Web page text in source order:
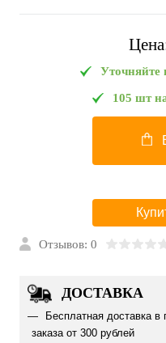
Уточняйте
105 шт
Отзывов: 0
ДОСТАВКА
Бесплатная доставка
заказа от 300 рублей